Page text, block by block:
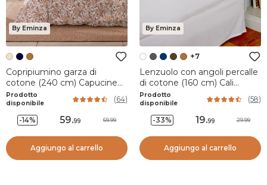
By Eminza
Copripiumino garza di
cotone (240 cm) Capucine
Multicolore
Prodotto
disponibile
(64)
-14% 59.99 69.99
Aggiungo al carrello
By Eminza
+7
Lenzuolo con angoli percalle
di cotone (160 cm) Cali
Bianco
Prodotto
disponibile
(58)
-33% 19.99 29.99
Aggiungo al carrello